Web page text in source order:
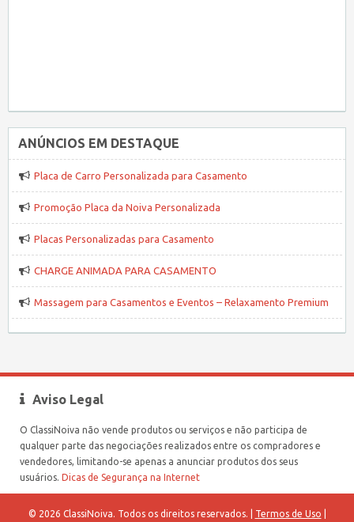
ANÚNCIOS EM DESTAQUE
Placa de Carro Personalizada para Casamento
Promoção Placa da Noiva Personalizada
Placas Personalizadas para Casamento
CHARGE ANIMADA PARA CASAMENTO
Massagem para Casamentos e Eventos – Relaxamento Premium
Aviso Legal
O ClassiNoiva não vende produtos ou serviços e não participa de
qualquer parte das negociações realizados entre os compradores e
vendedores, limitando-se apenas a anunciar produtos dos seus
usuários. Dicas de Segurança na Internet
© 2026 ClassiNoiva. Todos os direitos reservados. | Termos de Uso